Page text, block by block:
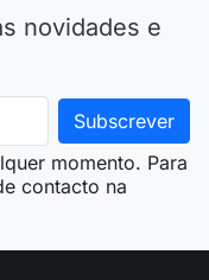
novidades e
momento. Para
contacto na